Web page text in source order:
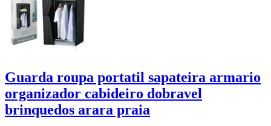
Guarda roupa portatil sapateira armario
organizador cabideiro dobravel
brinquedos arara praia